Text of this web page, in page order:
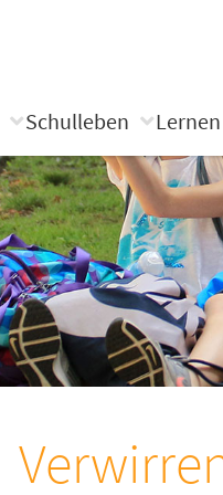
Schulleben Lernen